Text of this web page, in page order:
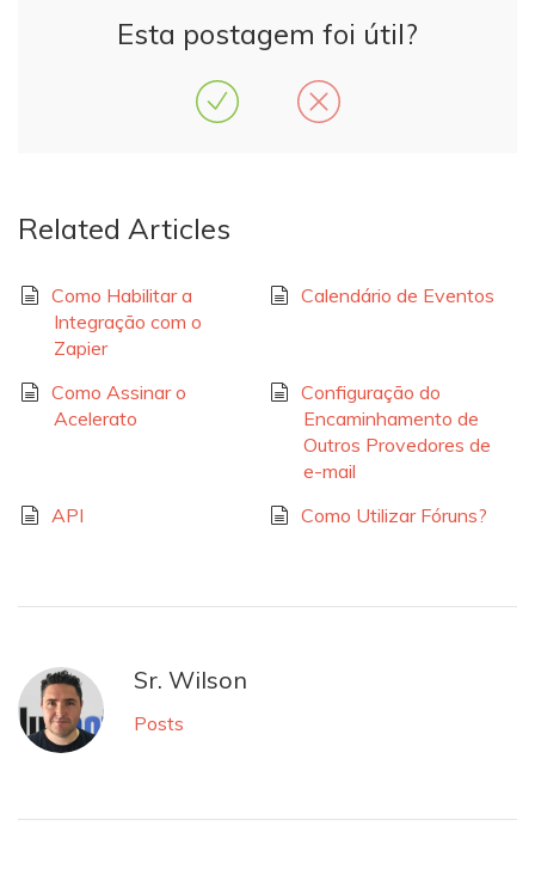
Esta postagem foi útil?
Related Articles
Como Habilitar a
Integração com o
Zapier
Calendário de Eventos
Como Assinar o
Acelerato
Configuração do
Encaminhamento de
Outros Provedores de
e-mail
API
Como Utilizar Fóruns?
Sr. Wilson
Posts